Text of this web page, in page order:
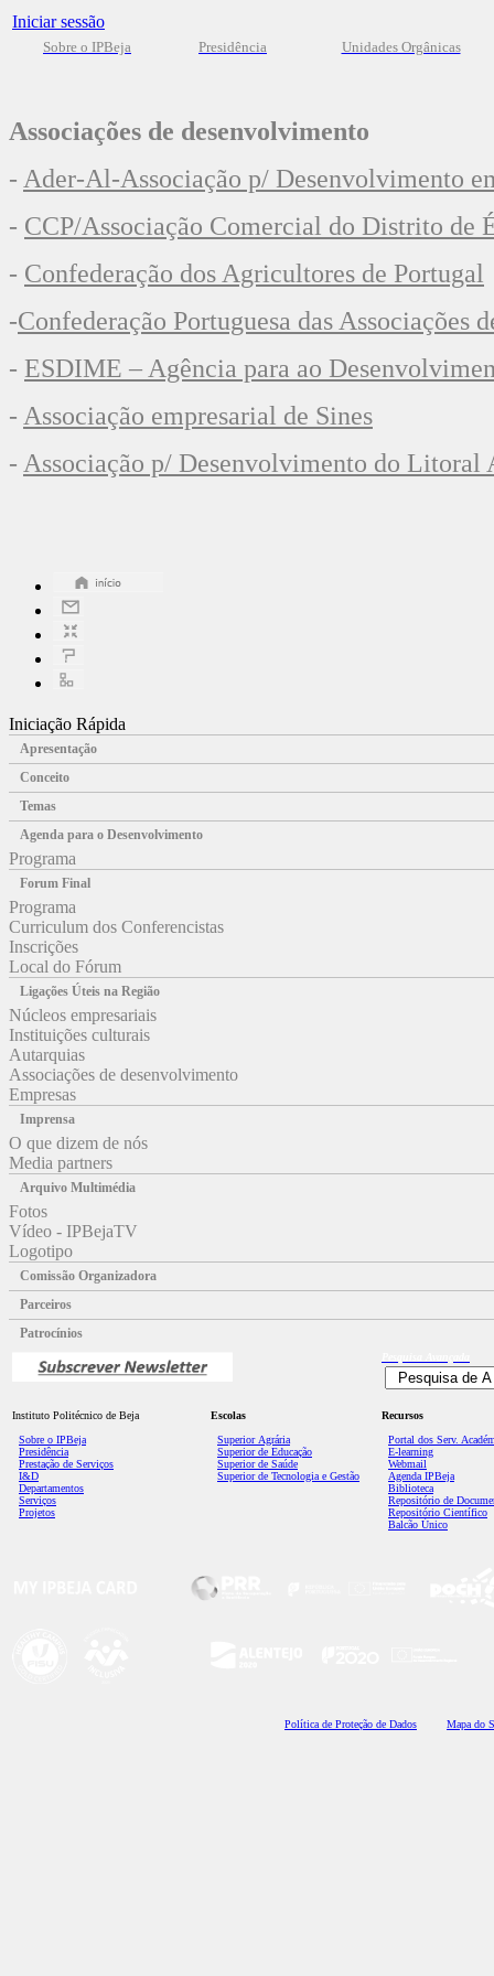
Iniciar sessão
Sobre o IPBeja Presidência Unidades Orgânicas
Associações de desenvolvimento
- Ader-Al-Associação p/ Desenvolvimento
- CCP/Associação Comercial do Distrito de
- Confederação dos Agricultores de Portugal
-Confederação Portuguesa das Associações
- ESDIME – Agência para ao
- Associação empresarial de Sines
- Associação p/ Desenvolvimento do Litoral
Iniciação Rápida
Apresentação
Conceito
Temas
Agenda para o Desenvolvimento
Programa
Forum Final
Programa
Curriculum dos Conferencistas
Inscrições
Local do Fórum
Ligações Úteis na Região
Núcleos empresariais
Instituições culturais
Autarquias
Associações de desenvolvimento
Empresas
Imprensa
O que dizem de nós
Media partners
Arquivo Multimédia
Fotos
Vídeo - IPBejaTV
Logotipo
Comissão Organizadora
Parceiros
Patrocínios
Instituto Politécnico de Beja
Sobre o IPBeja
Presidência
Prestação de Serviços
I&D
Departamentos
Serviços
Projetos
Escolas
Superior Agrária
Superior de Educação
Superior de Saúde
Superior de Tecnologia e Gestão
Recursos
Portal dos Serv.
E-learning
Webmail
Agenda IPBeja
Biblioteca
Repositório de
Repositório Científico
Balcão Único
Política de Proteção de Dados Mapa do